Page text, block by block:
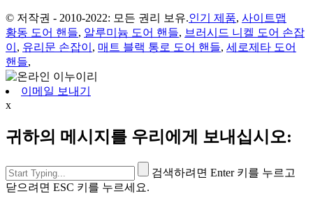
© 저작권 - 2010-2022: 모든 권리 보유.인기 제품, 사이트맵
황동 도어 핸들, 알루미늄 도어 핸들, 브러시드 니켈 도어 손잡
이 , 유리문 손잡이 , 매트 블랙 통로 도어 핸들, 세로제타 도어
핸들,
이메일 보내기
x
귀하의 메시지를 우리에게 보내십시오:
검색하려면 Enter 키를 누르고
닫으려면 ESC 키를 누르세요.